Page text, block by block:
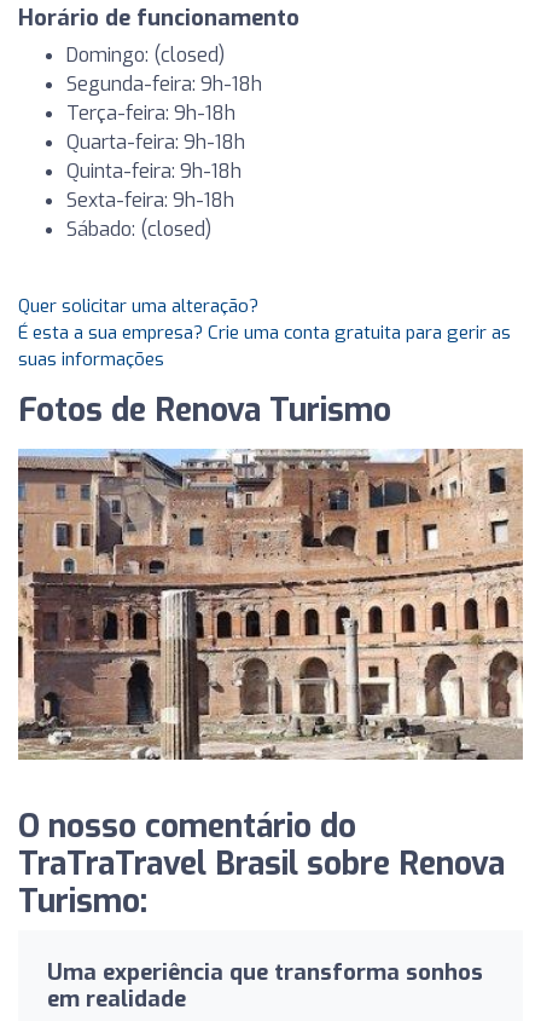
Horário de funcionamento
Domingo: (closed)
Segunda-feira: 9h-18h
Terça-feira: 9h-18h
Quarta-feira: 9h-18h
Quinta-feira: 9h-18h
Sexta-feira: 9h-18h
Sábado: (closed)
Quer solicitar uma alteração?
É esta a sua empresa? Crie uma conta gratuita para gerir as
suas informações
Fotos de Renova Turismo
O nosso comentário do
TraTraTravel Brasil sobre Renova
Turismo:
Uma experiência que transforma sonhos
em realidade